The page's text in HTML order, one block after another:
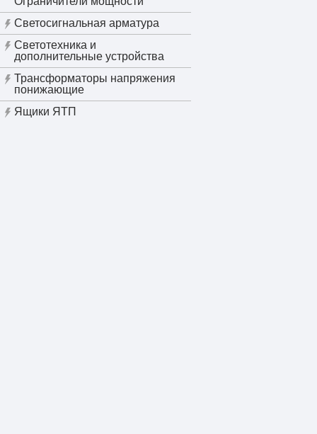
Светосигнальная арматура
Светотехника и
дополнительные устройства
Трансформаторы напряжения
понижающие
Ящики ЯТП